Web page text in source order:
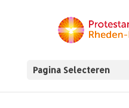
Pagina Selecteren